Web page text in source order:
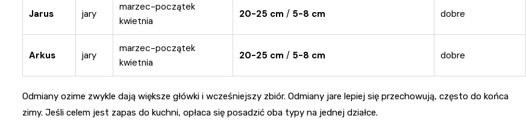
Jarus jary
marzec-początek
kwietnia
20-25 cm / 5-8 cm dobre
Arkus jary
marzec-początek
kwietnia
20-25 cm / 5-8 cm dobre
Odmiany ozime zwykle dają większe główki i wcześniejszy zbiór. Odmiany jare lepiej się przechowują, często do końca
zimy. Jeśli celem jest zapas do kuchni, opłaca się posadzić oba typy na jednej działce.